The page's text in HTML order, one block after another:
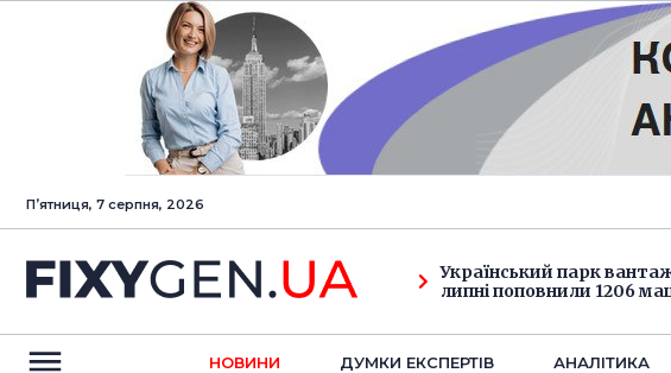
Пʼятниця, 7 серпня, 2026
Український парк
липні поповнили 1206
НОВИНИ ДУМКИ ЕКСПЕРТIВ АНАЛIТИКА